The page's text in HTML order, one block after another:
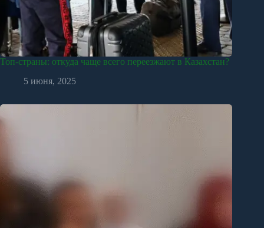
Топ-страны: откуда чаще всего переезжают в Казахстан?
5 июня, 2025